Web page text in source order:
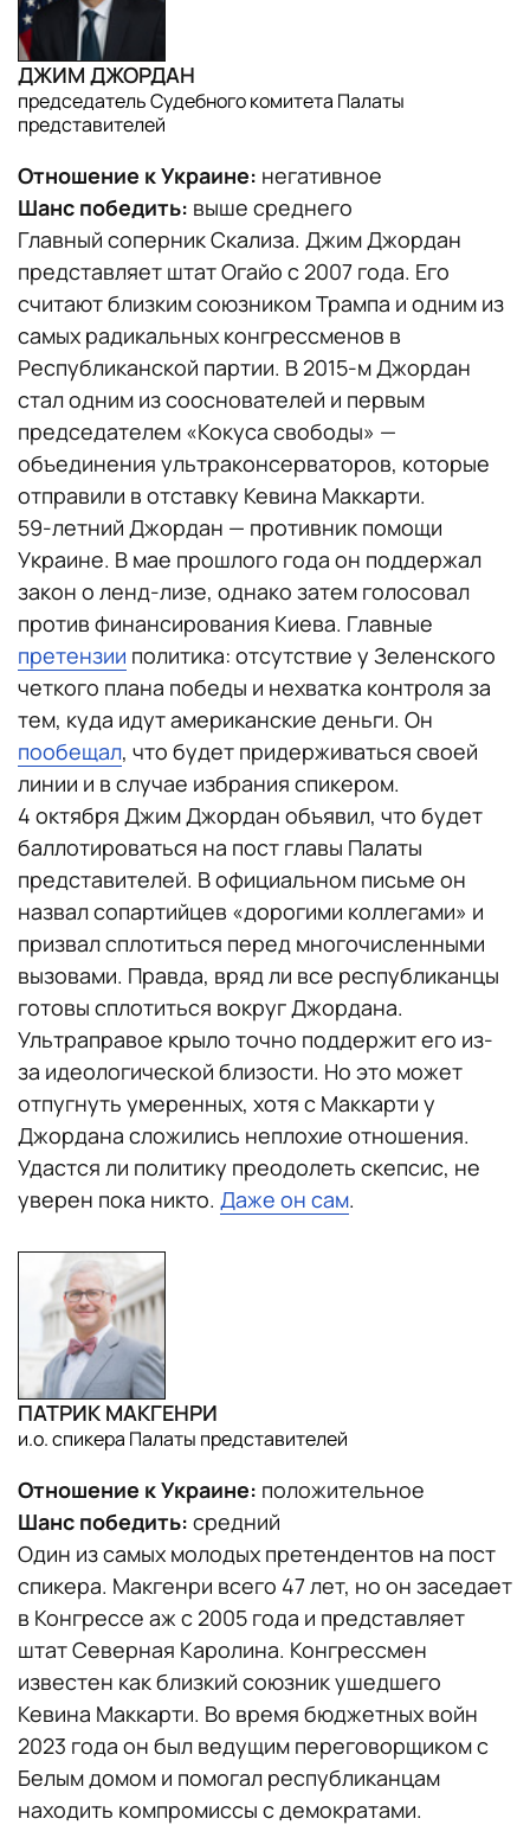
ДЖИМ ДЖОРДАН
председатель Судебного комитета Палаты
представителей
Отношение к Украине: негативное
Шанс победить: выше среднего
Главный соперник Скализа. Джим Джордан
представляет штат Огайо с 2007 года. Его
считают близким союзником Трампа и одним из
самых радикальных конгрессменов в
Республиканской партии. В 2015-м Джордан
стал одним из сооснователей и первым
председателем «Кокуса свободы» —
объединения ультраконсерваторов, которые
отправили в отставку Кевина Маккарти.
59-летний Джордан — противник помощи
Украине. В мае прошлого года он поддержал
закон о ленд-лизе, однако затем голосовал
против финансирования Киева. Главные
претензии политика: отсутствие у Зеленского
четкого плана победы и нехватка контроля за
тем, куда идут американские деньги. Он
пообещал, что будет придерживаться своей
линии и в случае избрания спикером.
4 октября Джим Джордан объявил, что будет
баллотироваться на пост главы Палаты
представителей. В официальном письме он
назвал сопартийцев «дорогими коллегами» и
призвал сплотиться перед многочисленными
вызовами. Правда, вряд ли все республиканцы
готовы сплотиться вокруг Джордана.
Ультраправое крыло точно поддержит его из-
за идеологической близости. Но это может
отпугнуть умеренных, хотя с Маккарти у
Джордана сложились неплохие отношения.
Удастся ли политику преодолеть скепсис, не
уверен пока никто. Даже он сам.
ПАТРИК МАКГЕНРИ
и.о. спикера Палаты представителей
Отношение к Украине: положительное
Шанс победить: средний
Один из самых молодых претендентов на пост
спикера. Макгенри всего 47 лет, но он заседает
в Конгрессе аж с 2005 года и представляет
штат Северная Каролина. Конгрессмен
известен как близкий союзник ушедшего
Кевина Маккарти. Во время бюджетных войн
2023 года он был ведущим переговорщиком с
Белым домом и помогал республиканцам
находить компромиссы с демократами.